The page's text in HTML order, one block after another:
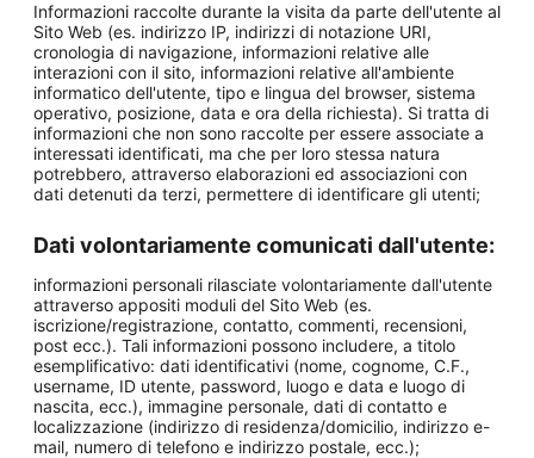
Informazioni raccolte durante la visita da parte dell'utente al
Sito Web (es. indirizzo IP, indirizzi di notazione URI,
cronologia di navigazione, informazioni relative alle
interazioni con il sito, informazioni relative all'ambiente
informatico dell'utente, tipo e lingua del browser, sistema
operativo, posizione, data e ora della richiesta). Si tratta di
informazioni che non sono raccolte per essere associate a
interessati identificati, ma che per loro stessa natura
potrebbero, attraverso elaborazioni ed associazioni con
dati detenuti da terzi, permettere di identificare gli utenti;
Dati volontariamente comunicati dall'utente:
informazioni personali rilasciate volontariamente dall'utente
attraverso appositi moduli del Sito Web (es.
iscrizione/registrazione, contatto, commenti, recensioni,
post ecc.). Tali informazioni possono includere, a titolo
esemplificativo: dati identificativi (nome, cognome, C.F.,
username, ID utente, password, luogo e data e luogo di
nascita, ecc.), immagine personale, dati di contatto e
localizzazione (indirizzo di residenza/domicilio, indirizzo e-
mail, numero di telefono e indirizzo postale, ecc.);